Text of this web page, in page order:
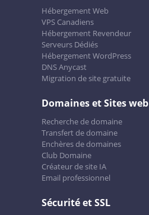
Hébergement Web
VPS Canadiens
Hébergement Revendeur
Serveurs Dédiés
Hébergement WordPress
DNS Anycast
Migration de site gratuite
Domaines et Sites web
Recherche de domaine
Transfert de domaine
Enchères de domaines
Club Domaine
Créateur de site IA
Email professionnel
Sécurité et SSL